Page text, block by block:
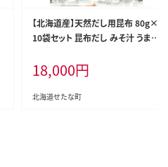
【北海道産】天然だし用昆布 80g×
10袋セット 昆布だし みそ汁 うま味
たな町 ふるさと納税
18,000円
北海道せたな町